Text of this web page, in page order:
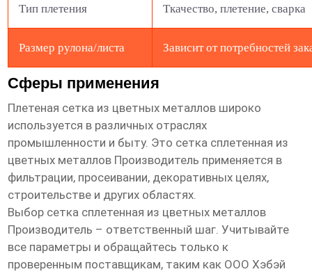
Тип плетения Ткачество, плетение, сварка
Размер рулона/листа Зависит от потребностей
Сферы применения
Плетеная сетка из цветных металлов широко
используется в различных отраслях
промышленности и быту. Это сетка сплетенная из
цветных металлов Производитель применяется в
фильтрации, просеивании, декоративных целях,
строительстве и других областях.
Выбор сетка сплетенная из цветных металлов
Производитель – ответственный шаг. Учитывайте
все параметры и обращайтесь только к
проверенным поставщикам, таким как ООО Хэбэй